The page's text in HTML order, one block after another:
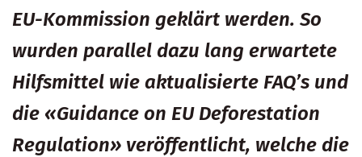
EU-Kommission geklärt werden. So
wurden parallel dazu lang erwartete
Hilfsmittel wie aktualisierte FAQ’s und
die «Guidance on EU Deforestation
Regulation» veröffentlicht, welche die